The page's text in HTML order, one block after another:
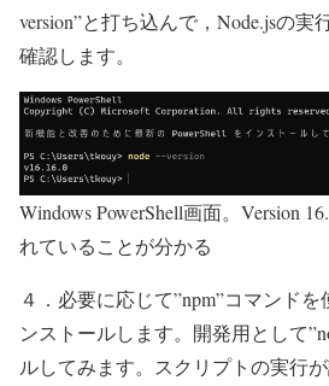
version”と打ち込んで，Node.jsの実
確認します。
Windows PowerShell画面。Version
れていることが分かる
４．必要に応じて”npm”コマンド
ンストールします。開発用として
ルしてみます。スクリプトの実行